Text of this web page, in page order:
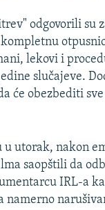
odgovorili su
lekovi i
slučajeve.
će obezbediti
u utorak, nakon
saopštili da
IRL-a
namerno